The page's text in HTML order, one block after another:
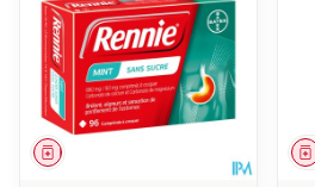
Médicament